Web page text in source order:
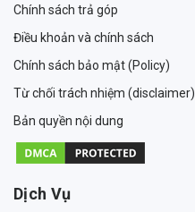
Chính sách trả góp
Điều khoản và chính sách
Chính sách bảo mật (Policy)
Từ chối trách nhiệm (disclaimer)
Bản quyền nội dung
Dịch Vụ